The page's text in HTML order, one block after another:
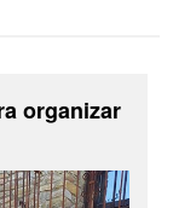
organizar